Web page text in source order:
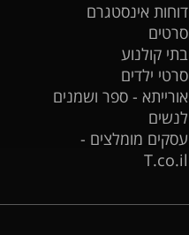
דוחות אינסטגרם
סרטים
בתי קולנוע
סרטי ילדים
אורייתא - ספר ושמנים
לנשים
עסקים מומלצים -
T.co.il